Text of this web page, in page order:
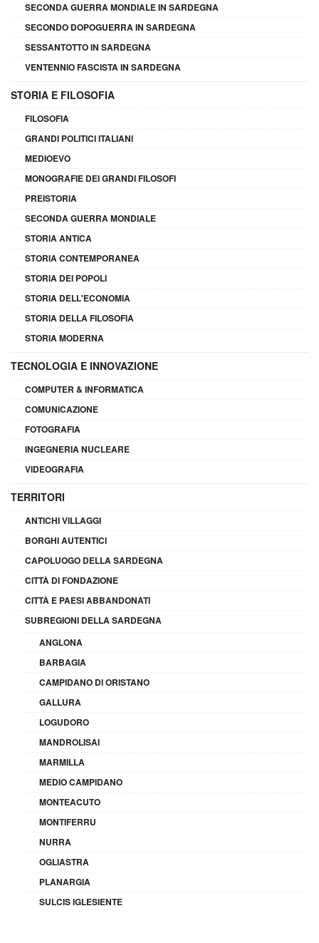
SECONDA GUERRA MONDIALE IN SARDEGNA
SECONDO DOPOGUERRA IN SARDEGNA
SESSANTOTTO IN SARDEGNA
VENTENNIO FASCISTA IN SARDEGNA
STORIA E FILOSOFIA
FILOSOFIA
GRANDI POLITICI ITALIANI
MEDIOEVO
MONOGRAFIE DEI GRANDI FILOSOFI
PREISTORIA
SECONDA GUERRA MONDIALE
STORIA ANTICA
STORIA CONTEMPORANEA
STORIA DEI POPOLI
STORIA DELL'ECONOMIA
STORIA DELLA FILOSOFIA
STORIA MODERNA
TECNOLOGIA E INNOVAZIONE
COMPUTER & INFORMATICA
COMUNICAZIONE
FOTOGRAFIA
INGEGNERIA NUCLEARE
VIDEOGRAFIA
TERRITORI
ANTICHI VILLAGGI
BORGHI AUTENTICI
CAPOLUOGO DELLA SARDEGNA
CITTÀ DI FONDAZIONE
CITTÀ E PAESI ABBANDONATI
SUBREGIONI DELLA SARDEGNA
ANGLONA
BARBAGIA
CAMPIDANO DI ORISTANO
GALLURA
LOGUDORO
MANDROLISAI
MARMILLA
MEDIO CAMPIDANO
MONTEACUTO
MONTIFERRU
NURRA
OGLIASTRA
PLANARGIA
SULCIS IGLESIENTE